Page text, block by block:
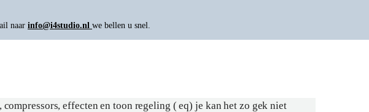
naar info@i4studio.nl we bellen u snel.
effecten en toon regeling ( eq) je kan het zo gek niet